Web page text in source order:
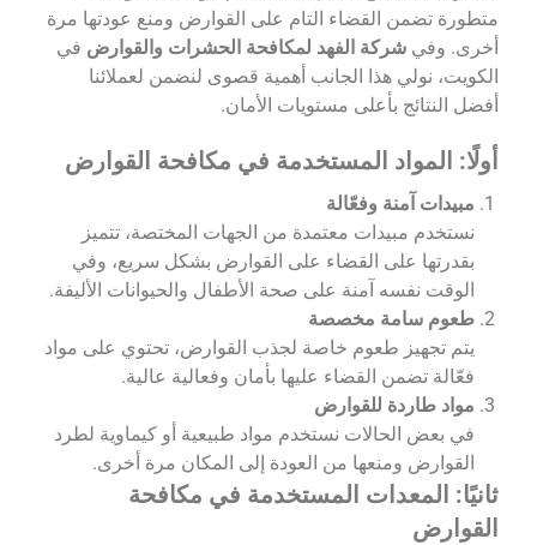
متطورة تضمن القضاء التام على القوارض ومنع عودتها مرة
أخرى. وفيشركة الفهد لمكافحة الحشرات والقوارض في
الكويت، نولي هذا الجانب أهمية قصوى لنضمن لعملائنا
أفضل النتائج بأعلى مستويات الأمان.
أولًا: المواد المستخدمة في مكافحة القوارض
مبيدات آمنة وفعّالة
نستخدم مبيدات معتمدة من الجهات المختصة، تتميز
بقدرتها على القضاء على القوارض بشكل سريع، وفي
الوقت نفسه آمنة على صحة الأطفال والحيوانات الأليفة.
طعوم سامة مخصصة
يتم تجهيز طعوم خاصة لجذب القوارض، تحتوي على مواد
فعّالة تضمن القضاء عليها بأمان وفعالية عالية.
مواد طاردة للقوارض
في بعض الحالات نستخدم مواد طبيعية أو كيماوية لطرد
القوارض ومنعها من العودة إلى المكان مرة أخرى.
ثانيًا: المعدات المستخدمة في مكافحة
القوارض